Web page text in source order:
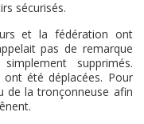
sécurisés.
et la fédération ont
pas de remarque
supprimés.
été déplacées. Pour
de la tronçonneuse afin